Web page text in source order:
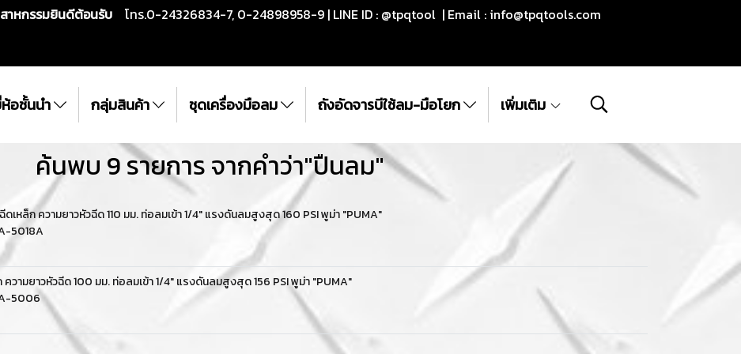
าหกรรมยินดีต้อนรับ โทร.0-24326834-7, 0-24898958-9 | LINE ID : @tpqtool | Email : info@tpqtools.com
อชั้นนำ กลุ่มสินค้า ชุดเครื่องมือลม ถังอัดจารบีใช้ลม-มือโยก เพิ่มเติม
ค้นพบ 9 รายการ จากคำว่า"ปืนลม"
หล็ก ความยาวหัวฉีด 110 มม. ท่อลมเข้า 1/4" แรงดันลมสูงสุด 160 PSI พูม่า "PUMA"
5018A
ามยาวหัวฉีด 100 มม. ท่อลมเข้า 1/4" แรงดันลมสูงสุด 156 PSI พูม่า "PUMA"
5006